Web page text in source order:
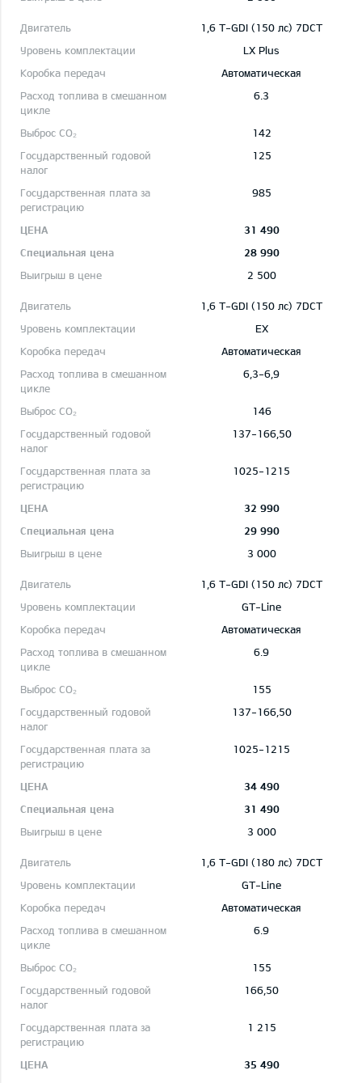
1,6 T-GDI (150 лс) 7DCT
LX Plus
Автоматическая
6.3
142
125
985
31 490
28 990
2 500
1,6 T-GDI (150 лс) 7DCT
EX
Автоматическая
6,3-6,9
146
137-166,50
1025-1215
32 990
29 990
3 000
1,6 T-GDI (150 лс) 7DCT
GT-Line
Автоматическая
6.9
155
137-166,50
1025-1215
34 490
31 490
3 000
1,6 T-GDI (180 лс) 7DCT
GT-Line
Автоматическая
6.9
155
166,50
1 215
35 490